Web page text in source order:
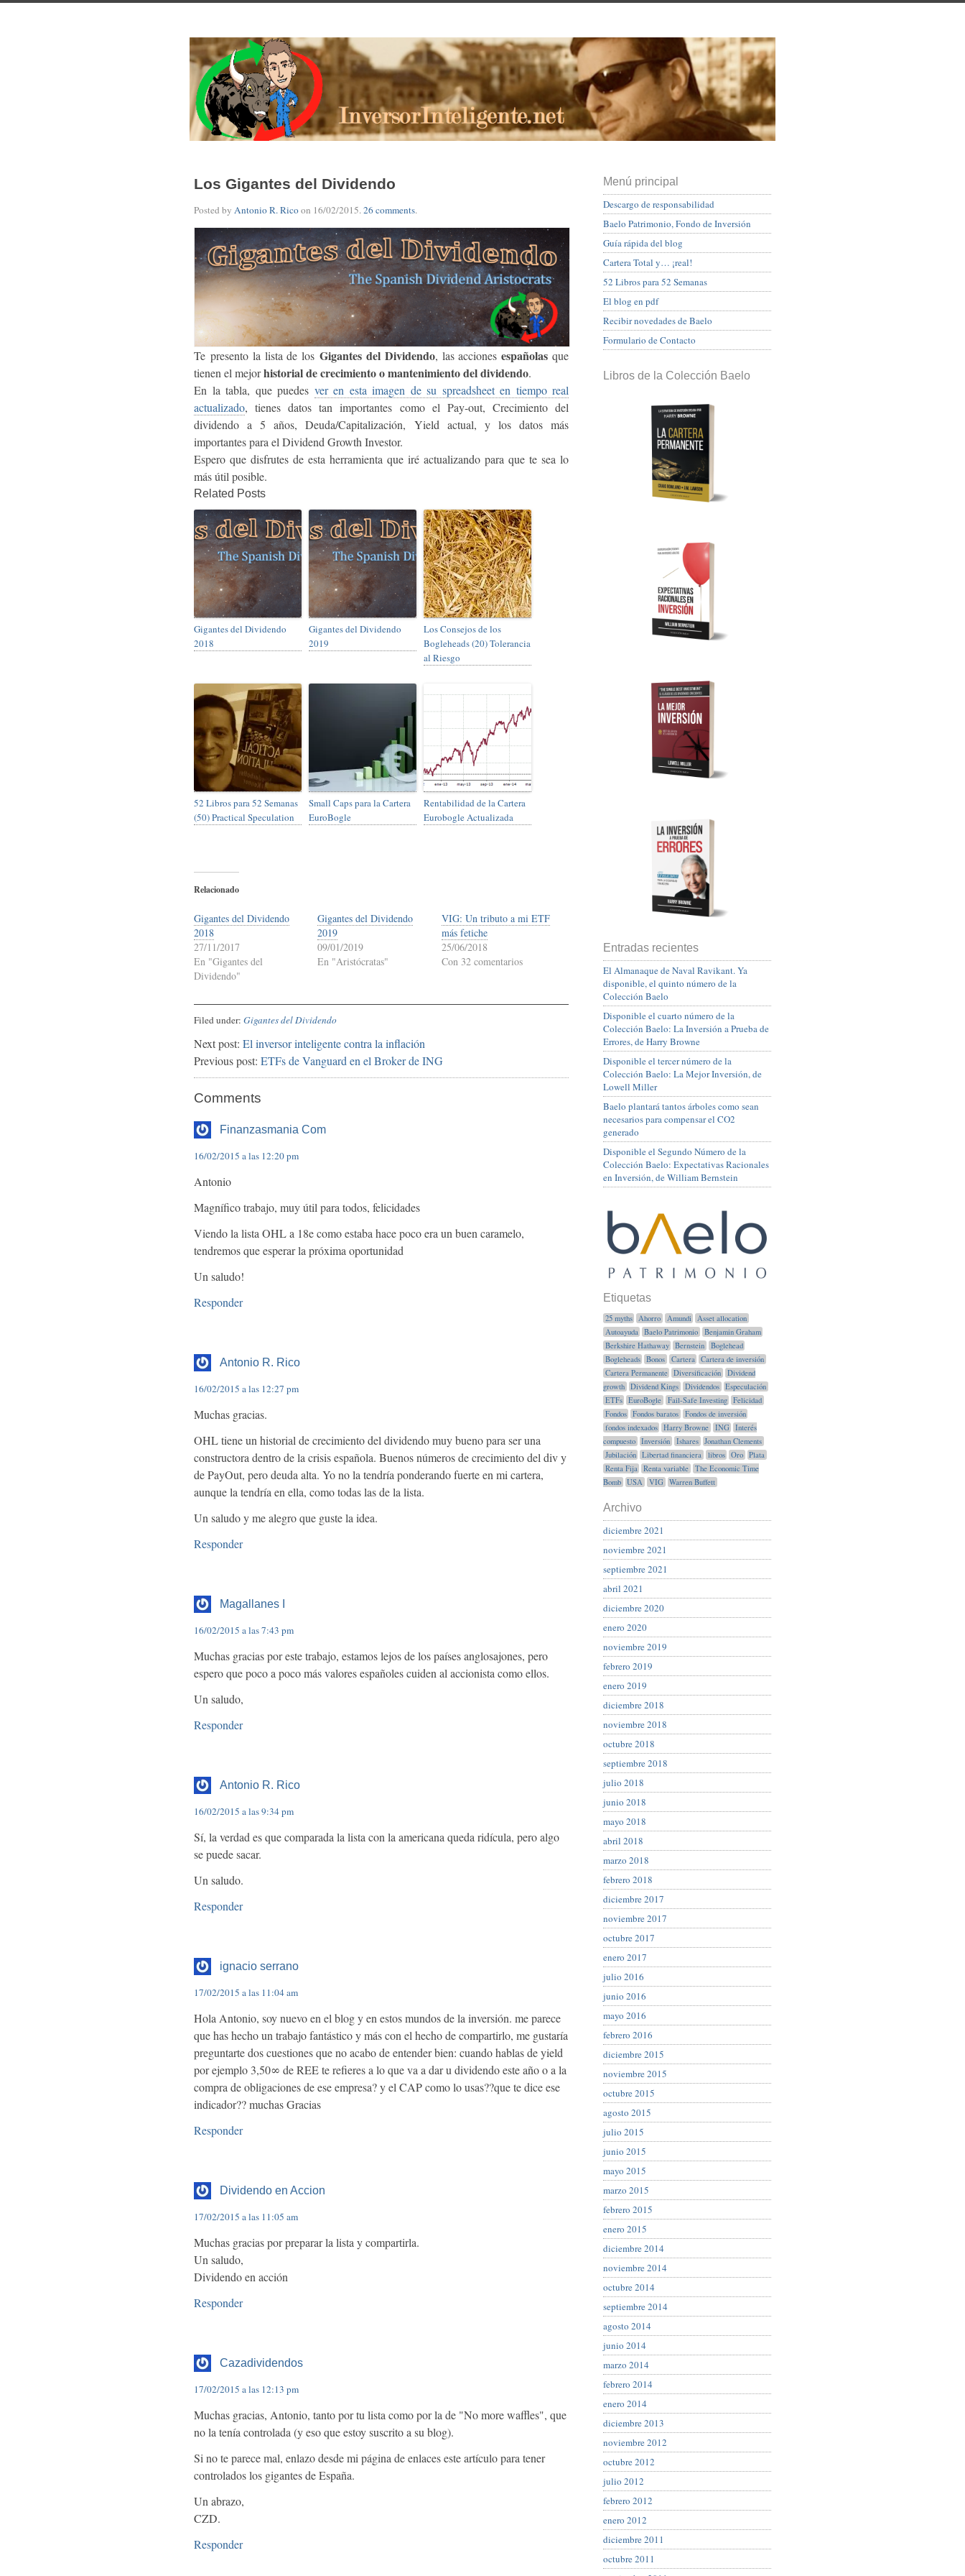
Los Gigantes del Dividendo
Posted by Antonio R. Ricoon 16/02/2015.26 comments.
Te presento la lista de los Gigantes del Dividendo, las accionesespañolas que
tienen el mejorhistorial de crecimiento o mantenimiento del dividendo.
En la tabla, que puedes ver en esta imagen de su spreadsheet en tiempo real
actualizado, tienes datos tan importantes como el Pay-out, Crecimiento del
dividendo a 5 años, Deuda/Capitalización, Yield actual, y los datos más
importantes para el Dividend Growth Investor.
Espero que disfrutes de esta herramienta que iré actualizando para que te sea lo
más útil posible.
Related Posts
Gigantes del Dividendo
2018
Gigantes del Dividendo
2019
Los Consejos de los
Bogleheads (20) Tolerancia
al Riesgo
52 Libros para 52 Semanas
(50) Practical Speculation
Small Caps para la Cartera
EuroBogle
Rentabilidad de la Cartera
Eurobogle Actualizada
Relacionado
Gigantes del Dividendo
2018
27/11/2017
En "Gigantes del
Dividendo"
Gigantes del Dividendo
2019
09/01/2019
En "Aristócratas"
VIG: Un tributo a mi ETF
más fetiche
25/06/2018
Con 32 comentarios
Filed under: Gigantes del Dividendo
Next post: El inversor inteligente contra la inflación
Previous post: ETFs de Vanguard en el Broker de ING
Comments
Finanzasmania Com
16/02/2015 a las 12:20 pm
Antonio
Magnífico trabajo, muy útil para todos, felicidades
Viendo la lista OHL a 18e como estaba hace poco era un buen caramelo,
tendremos que esperar la próxima oportunidad
Un saludo!
Responder
Antonio R. Rico
16/02/2015 a las 12:27 pm
Muchas gracias.
OHL tiene un historial de crecimiento del dividendo muy bueno para ser una
constructora dentro de la crisis española. Buenos números de crecimiento del div y
de PayOut, pero deuda alta. Yo no la tendría ponderando fuerte en mi cartera,
aunque la tendría en ella, como todas las de la lista.
Un saludo y me alegro que guste la idea.
Responder
Magallanes I
16/02/2015 a las 7:43 pm
Muchas gracias por este trabajo, estamos lejos de los países anglosajones, pero
espero que poco a poco más valores españoles cuiden al accionista como ellos.
Un saludo,
Responder
Antonio R. Rico
16/02/2015 a las 9:34 pm
Sí, la verdad es que comparada la lista con la americana queda ridícula, pero algo
se puede sacar.
Un saludo.
Responder
ignacio serrano
17/02/2015 a las 11:04 am
Hola Antonio, soy nuevo en el blog y en estos mundos de la inversión. me parece
que has hecho un trabajo fantástico y más con el hecho de compartirlo, me gustaría
preguntarte dos cuestiones que no acabo de entender bien: cuando hablas de yield
por ejemplo 3,50∞ de REE te refieres a lo que va a dar u dividendo este año o a la
compra de obligaciones de ese empresa? y el CAP como lo usas??que te dice ese
indicador?? muchas Gracias
Responder
Dividendo en Accion
17/02/2015 a las 11:05 am
Muchas gracias por preparar la lista y compartirla.
Un saludo,
Dividendo en acción
Responder
Cazadividendos
17/02/2015 a las 12:13 pm
Muchas gracias, Antonio, tanto por tu lista como por la de "No more waffles", que
no la tenía controlada (y eso que estoy suscrito a su blog).
Si no te parece mal, enlazo desde mi página de enlaces este artículo para tener
controlados los gigantes de España.
Un abrazo,
CZD.
Responder
Menú principal
Descargo de responsabilidad
Baelo Patrimonio, Fondo de Inversión
Guía rápida del blog
Cartera Total y… ¡real!
52 Libros para 52 Semanas
El blog en pdf
Recibir novedades de Baelo
Formulario de Contacto
Libros de la Colección Baelo
Entradas recientes
El Almanaque de Naval Ravikant. Ya
disponible, el quinto número de la
Colección Baelo
Disponible el cuarto número de la
Colección Baelo: La Inversión a Prueba de
Errores, de Harry Browne
Disponible el tercer número de la
Colección Baelo: La Mejor Inversión, de
Lowell Miller
Baelo plantará tantos árboles como sean
necesarios para compensar el CO2
generado
Disponible el Segundo Número de la
Colección Baelo: Expectativas Racionales
en Inversión, de William Bernstein
Etiquetas
25 myths Ahorro Amundi
Asset allocation
Autoayuda
Baelo Patrimonio
Benjamin Graham
Berkshire Hathaway
Bernstein
Boglehead
Bogleheads
Bonos Cartera
Cartera de inversión
Cartera Permanente
Diversificación
Dividend
growth
Dividend Kings Dividendos
Especulación
ETFs
EuroBogle Fail-Safe Investing
Felicidad
Fondos
Fondos baratos
Fondos de inversión
fondos indexados
Harry Browne ING
Interés
compuesto
Inversión Ishares
Jonathan Clements
Jubilación
Libertad financiera libros Oro
Plata
Renta Fija
Renta variable
The Economic Time
Bomb
USA VIG Warren Buffett
Archivo
diciembre 2021
noviembre 2021
septiembre 2021
abril 2021
diciembre 2020
enero 2020
noviembre 2019
febrero 2019
enero 2019
diciembre 2018
noviembre 2018
octubre 2018
septiembre 2018
julio 2018
junio 2018
mayo 2018
abril 2018
marzo 2018
febrero 2018
diciembre 2017
noviembre 2017
octubre 2017
enero 2017
julio 2016
junio 2016
mayo 2016
febrero 2016
diciembre 2015
noviembre 2015
octubre 2015
agosto 2015
julio 2015
junio 2015
mayo 2015
marzo 2015
febrero 2015
enero 2015
diciembre 2014
noviembre 2014
octubre 2014
septiembre 2014
agosto 2014
junio 2014
marzo 2014
febrero 2014
enero 2014
diciembre 2013
noviembre 2012
octubre 2012
julio 2012
febrero 2012
enero 2012
diciembre 2011
octubre 2011